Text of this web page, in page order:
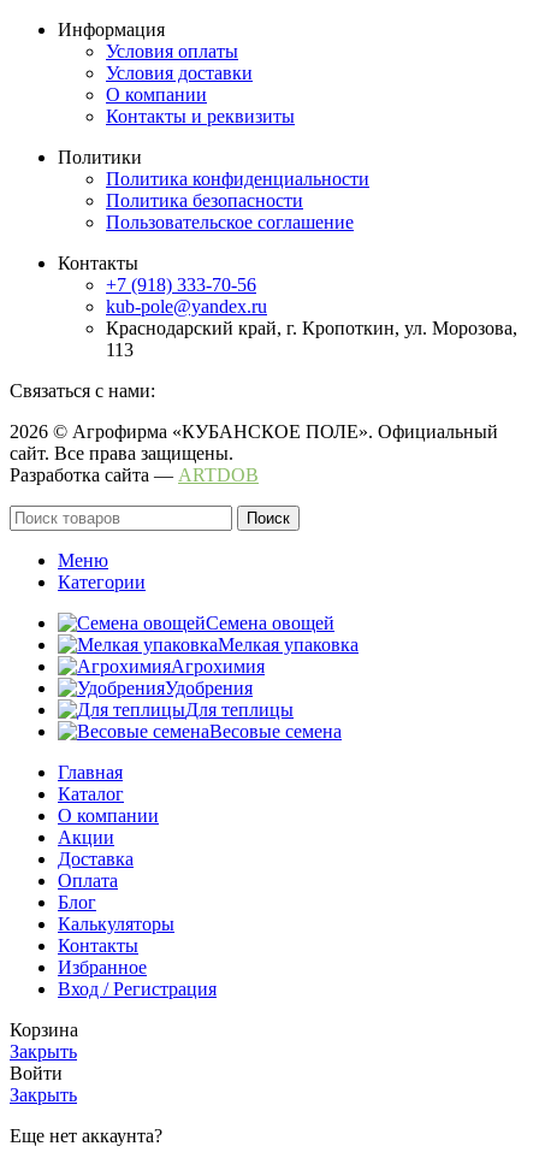
Информация
Условия оплаты
Условия доставки
О компании
Контакты и реквизиты
Политики
Политика конфиденциальности
Политика безопасности
Пользовательское соглашение
Контакты
+7 (918) 333-70-56
kub-pole@yandex.ru
Краснодарский край, г. Кропоткин, ул. Морозова,
113
Связаться с нами:
2026 © Агрофирма «КУБАНСКОЕ ПОЛЕ». Официальный
сайт. Все права защищены.
Разработка сайта — ARTDOB
Поиск
Меню
Категории
Семена овощей
Мелкая упаковка
Агрохимия
Удобрения
Для теплицы
Весовые семена
Главная
Каталог
О компании
Акции
Доставка
Оплата
Блог
Калькуляторы
Контакты
Избранное
Вход / Регистрация
Корзина
Закрыть
Войти
Закрыть
Еще нет аккаунта?